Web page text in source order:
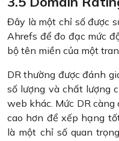
Đây là một chỉ số được
Ahrefs để đo đạc mức
bộ tên miền của một
DR thường được đánh
số lượng và chất lượng
web khác. Mức DR
cao hơn để xếp hạng
là một chỉ số quan